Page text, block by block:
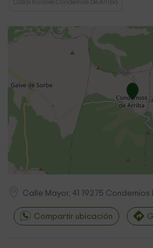
Casas Rurales Condemios De Arriba
Calle Mayor, 41 19275 Condemios
Compartir ubicación